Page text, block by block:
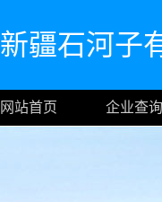
新疆石河子
网站首页 企业查询